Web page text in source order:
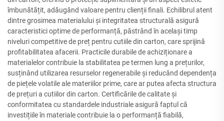
îmbunătățit, adăugând valoare pentru clienții finali. Echilibrul atent
dintre grosimea materialului și integritatea structurală asigură
caracteristici optime de performanță, păstrând în același timp
niveluri competitive de preț pentru cutiile din carton, care sprijină
profitabilitatea afacerii. Practicile durabile de achiziționare a
materialelor contribuie la stabilitatea pe termen lung a prețurilor,
susținând utilizarea resurselor regenerabile și reducând dependența
de piețele volatile ale materiilor prime, care ar putea afecta structura
de prețuri a cutiilor din carton. Certificările de calitate și
conformitatea cu standardele industriale asigură faptul că
investițiile în materiale contribuie la o performanță fiabilă,